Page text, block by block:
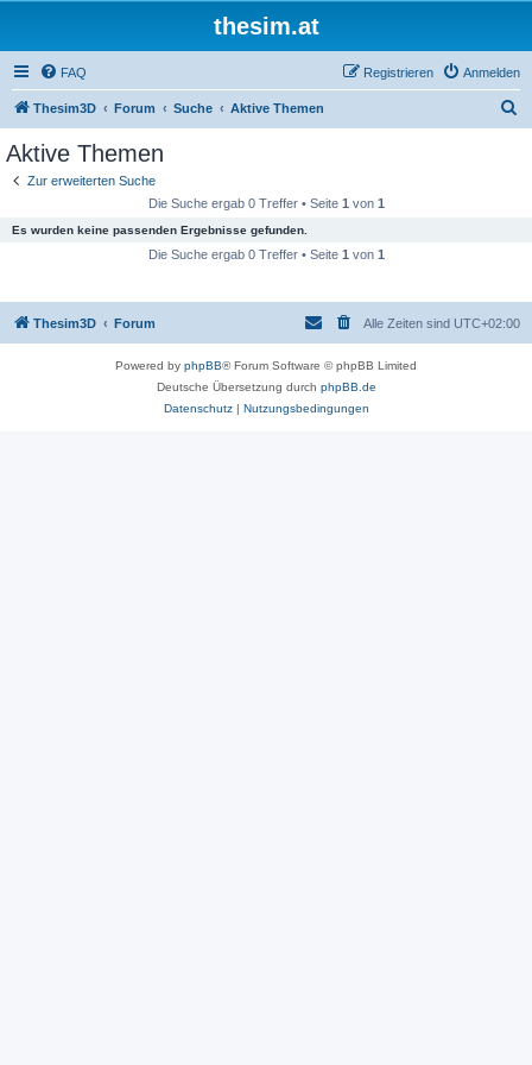
thesim.at
FAQ Anmelden
Registrieren
Thesim3D Forum Suche Aktive Themen
Aktive Themen
Zur erweiterten Suche
Die Suche ergab 0 Treffer • Seite 1 von 1
Es wurden keine passenden Ergebnisse gefunden.
Die Suche ergab 0 Treffer • Seite 1 von 1
Thesim3D Forum Alle Zeiten sind UTC+02:00
Powered by phpBB® Forum Software © phpBB Limited
Deutsche Übersetzung durch phpBB.de
Datenschutz| Nutzungsbedingungen